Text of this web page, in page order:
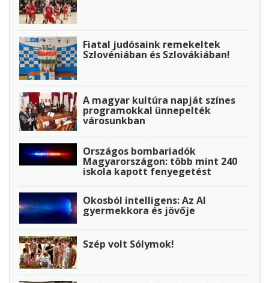
Fiatal judósaink remekeltek
Szlovéniában és Szlovákiában!
A magyar kultúra napját színes
programokkal ünnepelték
városunkban
Országos bombariadók
Magyarországon: több mint 240
iskola kapott fenyegetést
Okosból intelligens: Az AI
gyermekkora és jövője
Szép volt Sólymok!